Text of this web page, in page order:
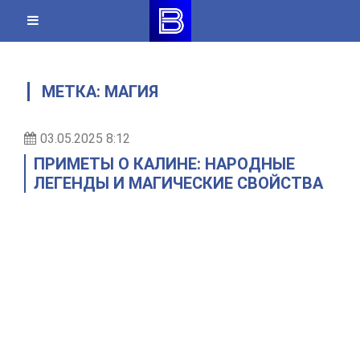
content
МЕТКА: МАГИЯ
03.05.2025 8:12
ПРИМЕТЫ О КАЛИНЕ: НАРОДНЫЕ
ЛЕГЕНДЫ И МАГИЧЕСКИЕ СВОЙСТВА